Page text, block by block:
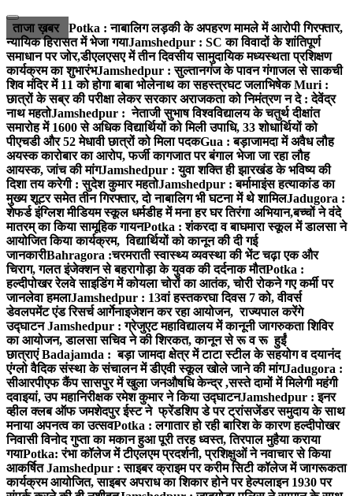
Skip
to
content
ताजा ख़बर
Potka : नाबालिग लड़की के अपहरण मामले में आरोपी गिरफ्तार,
न्यायिक हिरासत में भेजा गयाJamshedpur : SC का विवादों के शांतिपूर्ण
समाधान पर जोर,डीएलएसए में तीन दिवसीय सामुदायिक मध्यस्थता प्रशिक्षण
कार्यक्रम का शुभारंभJamshedpur : सुल्तानगंज के पावन गंगाजल से साकची
शिव मंदिर में 11 को होगा बाबा भोलेनाथ का सहस्त्रघट जलाभिषेकMuri :
छात्रों के सब्र की परीक्षा लेकर सरकार अराजकता को निमंत्रण न दे : देवेंद्र
नाथ महतोJamshedpur : नेताजी सुभाष विश्वविद्यालय के चतुर्थ दीक्षांत
समारोह में 1600 से अधिक विद्यार्थियों को मिली उपाधि, 33 शोधार्थियों को
पीएचडी और 52 मेधावी छात्रों को मिला पदकGua : बड़ाजामदा में अवैध लौह
अयस्क कारोबार का आरोप, फर्जी कागजात पर बंगाल भेजा जा रहा लौह
आयस्क, जांच की मांगJamshedpur : युवा शक्ति ही झारखंड के भविष्य की
दिशा तय करेगी : सुदेश कुमार महतोJamshedpur : बर्मामाइंस हत्याकांड का
मुख्य शूटर समेत तीन गिरफ्तार, दो नाबालिग भी घटना में थे शामिलJadugora :
शेफर्ड इंग्लिश मीडियम स्कूल धर्मडीह में मना हर घर तिरंगा अभियान,बच्चों ने वंदे
मातरम् का किया सामूहिक गायनPotka : शंकरदा व बाघमारा स्कूल में डालसा ने
आयोजित किया कार्यक्रम, विद्यार्थियों को कानून की दी गई
जानकारीBahragora :चरमराती स्वास्थ्य व्यवस्था की भेंट चढ़ा एक और
चिराग, गलत इंजेक्शन से बहरागोड़ा के युवक की दर्दनाक मौतPotka :
हल्दीपोखर रेलवे साइडिंग में कोयला चोरों का आतंक, चोरी रोकने गए कर्मी पर
जानलेवा हमलाJamshedpur : 13वां हस्तकरघा दिवस 7 को, वीवर्स
डेवलपमेंट एंड रिसर्च आर्गेनाइजेशन कर रहा आयोजन, राज्यपाल करेंगे
उद्घाटनJamshedpur : ग्रेजुएट महाविद्यालय में कानूनी जागरुकता शिविर
का आयोजन, डालसा सचिव ने की शिरकत, कानून से रू व रू हुईं
छात्राएंBadajamda : बड़ा जामदा क्षेत्र में टाटा स्टील के सहयोग व दयानंद
एंग्लो वैदिक संस्था के संचालन में डीएवी स्कूल खोले जाने की मांगJadugora :
सीआरपीएफ कैंप सासपुर में खुला जनऔषधि केन्द्र ,सस्ते दामों में मिलेगी महंगी
दवाइयां, उप महानिरीक्षक रमेश कुमार ने किया उद्घाटनJamshedpur : इनर
व्हील क्लब ऑफ जमशेदपुर ईस्ट ने फ्रेंडशिप डे पर ट्रांसजेंडर समुदाय के साथ
मनाया अपनत्व का उत्सवPotka : लगातार हो रही बारिश के कारण हल्दीपोखर
निवासी विनोद गुप्ता का मकान हुआ पूरी तरह ध्वस्त, तिरपाल मुहैया कराया
गयाPotka: रंभा कॉलेज में टीएलएम प्रदर्शनी, प्रशिक्षुओं ने नवाचार से किया
आकर्षितJamshedpur : साइबर क्राइम पर करीम सिटी कॉलेज में जागरूकता
कार्यक्रम आयोजित, साइबर अपराध का शिकार होने पर हेल्पलाइन 1930 पर